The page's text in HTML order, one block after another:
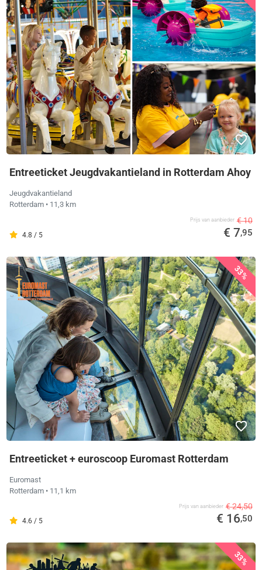
Entreeticket Jeugdvakantieland in Rotterdam Ahoy
Jeugdvakantieland
Rotterdam • 11,3 km
4.8 / 5
Prijs van aanbieder € 10
€ 7,95
33%
Entreeticket + euroscoop Euromast Rotterdam
Euromast
Rotterdam • 11,1 km
4.6 / 5
Prijs van aanbieder € 24,50
€ 16,50
33%